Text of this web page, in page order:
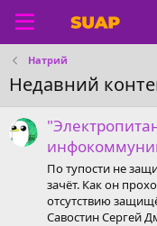
Натрий
Недавний
По тупости не
зачёт. Как он
отсутствию
Савостин Сергей